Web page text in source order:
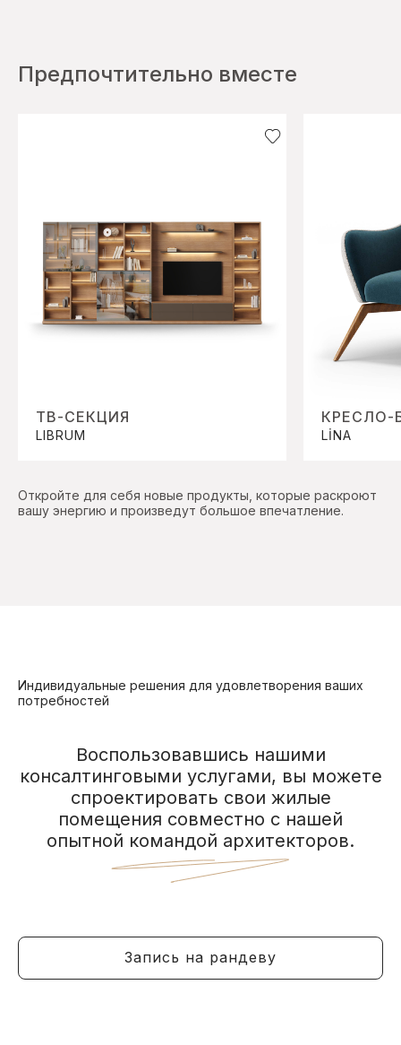
Предпочтительно вместе
ТВ-СЕКЦИЯ
LIBRUM
КРЕСЛО-
LİNA
Откройте для себя новые продукты, которые раскроют
вашу энергию и произведут большое впечатление.
Индивидуальные решения для удовлетворения ваших
потребностей
Воспользовавшись нашими
консалтинговыми услугами, вы можете
спроектировать свои жилые
помещения совместно с нашей
опытной командой архитекторов.
Запись на рандеву